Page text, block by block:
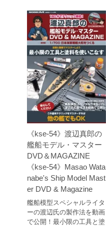
《kse-54》渡辺真郎の
艦船モデル・マスター
DVD＆MAGAZINE
《kse-54》Masao Wata
nabe's Ship Model Mast
er DVD & Magazine
艦船模型スペシャルライタ
ーの渡辺氏の製作法を動画
で公開！最小限の工具と塗